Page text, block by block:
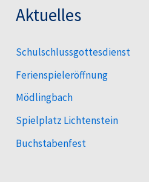
Aktuelles
Schulschlussgottesdienst
Ferienspieleröffnung
Mödlingbach
Spielplatz Lichtenstein
Buchstabenfest